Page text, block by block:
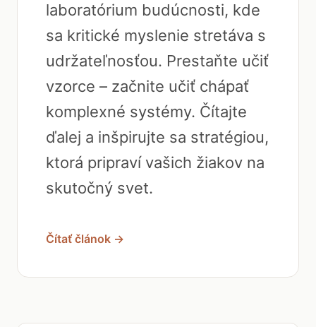
laboratórium budúcnosti, kde
sa kritické myslenie stretáva s
udržateľnosťou. Prestaňte učiť
vzorce – začnite učiť chápať
komplexné systémy. Čítajte
ďalej a inšpirujte sa stratégiou,
ktorá pripraví vašich žiakov na
skutočný svet.
Čítať článok →